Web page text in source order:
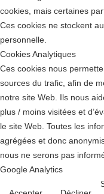
cookies, mais certaines
Ces cookies ne stockent
personnelle.
Cookies Analytiques
Ces cookies nous
sources du trafic, afin de
notre site Web. Ils nous
plus / moins visitées et
le site Web. Toutes les
agrégées et donc
nous ne serons pas
Google Analytics